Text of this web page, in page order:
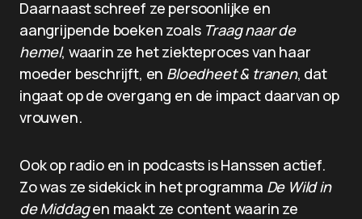
Daarnaast schreef ze persoonlijke en
aangrijpende boeken zoals Traag naar de
hemel, waarin ze het ziekteproces van haar
moeder beschrijft, en Bloedheet & tranen, dat
ingaat op de overgang en de impact daarvan op
vrouwen.
Ook op radio en in podcasts is Hanssen actief.
Zo was ze sidekick in het programma De Wild in
de Middagen maakt ze content waarin ze